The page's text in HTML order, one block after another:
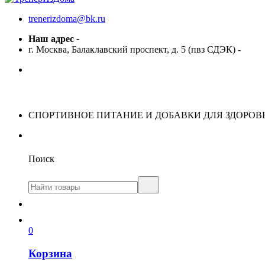
trenerizdoma@bk.ru
Наш адрес -
г. Москва, Балаклавский проспект, д. 5 (пвз СДЭК) -
СПОРТИВНОЕ ПИТАНИЕ И ДОБАВКИ ДЛЯ
Поиск
0
Корзина